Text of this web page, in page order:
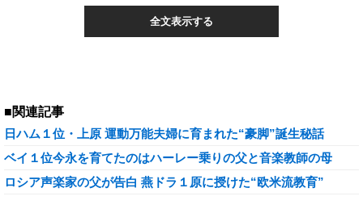
全文表示する
■関連記事
日ハム１位・上原 運動万能夫婦に育まれた“豪脚”誕生秘話
ベイ１位今永を育てたのはハーレー乗りの父と音楽教師の母
ロシア声楽家の父が告白 燕ドラ１原に授けた“欧米流教育”